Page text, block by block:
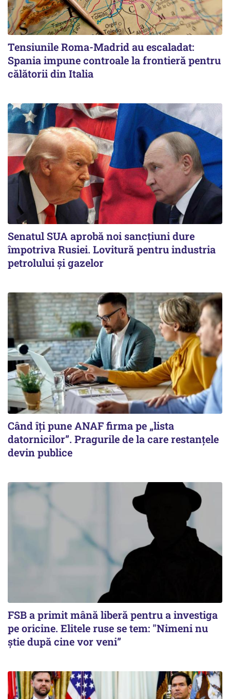
Tensiunile Roma-Madrid au escaladat:
Spania impune controale la frontieră pentru
călătorii din Italia
Senatul SUA aprobă noi sancțiuni dure
împotriva Rusiei. Lovitură pentru industria
petrolului și gazelor
Când îți pune ANAF firma pe „lista
datornicilor”. Pragurile de la care restanțele
devin publice
FSB a primit mână liberă pentru a investiga
pe oricine. Elitele ruse se tem: "Nimeni nu
știe după cine vor veni”